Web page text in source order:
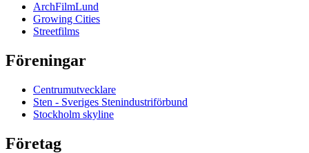
ArchFilmLund
Growing Cities
Streetfilms
Föreningar
Centrumutvecklare
Sten - Sveriges Stenindustriförbund
Stockholm skyline
Företag